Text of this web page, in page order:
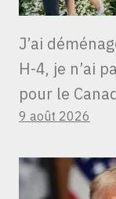
J’ai
H-4, je n’ai
pour le
9 août 2026